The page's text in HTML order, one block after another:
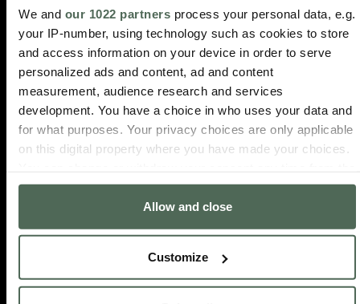
We and our 1022 partners process your personal data, e.g.
your IP-number, using technology such as cookies to store
and access information on your device in order to serve
personalized ads and content, ad and content
measurement, audience research and services
development. You have a choice in who uses your data and
for what purposes. Your privacy choices are only applicable
on this digital property where you have made your choices.
Cookie Declaration or by clicking on the Privacy trigger
Collect information about your geographical location
which can be accurate to within several meters
Allow and close
Customize
LIVRAISON
EN
24/48
HEURES
Livraison
jours
ouvrables
RETOUR
14
jours
pour
retourner
votre
PAIEMENT
SÉCURISÉ
Achat
et
paiement
100%
ANS
Sur
tous